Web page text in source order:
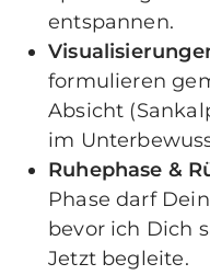
entspannen.
formulieren
Absicht
im
Ruhephase &
Phase darf
bevor ich Dich
Jetzt begleite.